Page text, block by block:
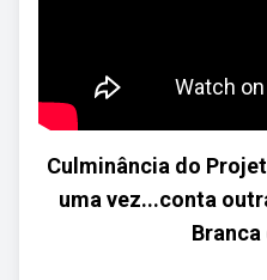
Culminância do
uma vez...conta
Branca